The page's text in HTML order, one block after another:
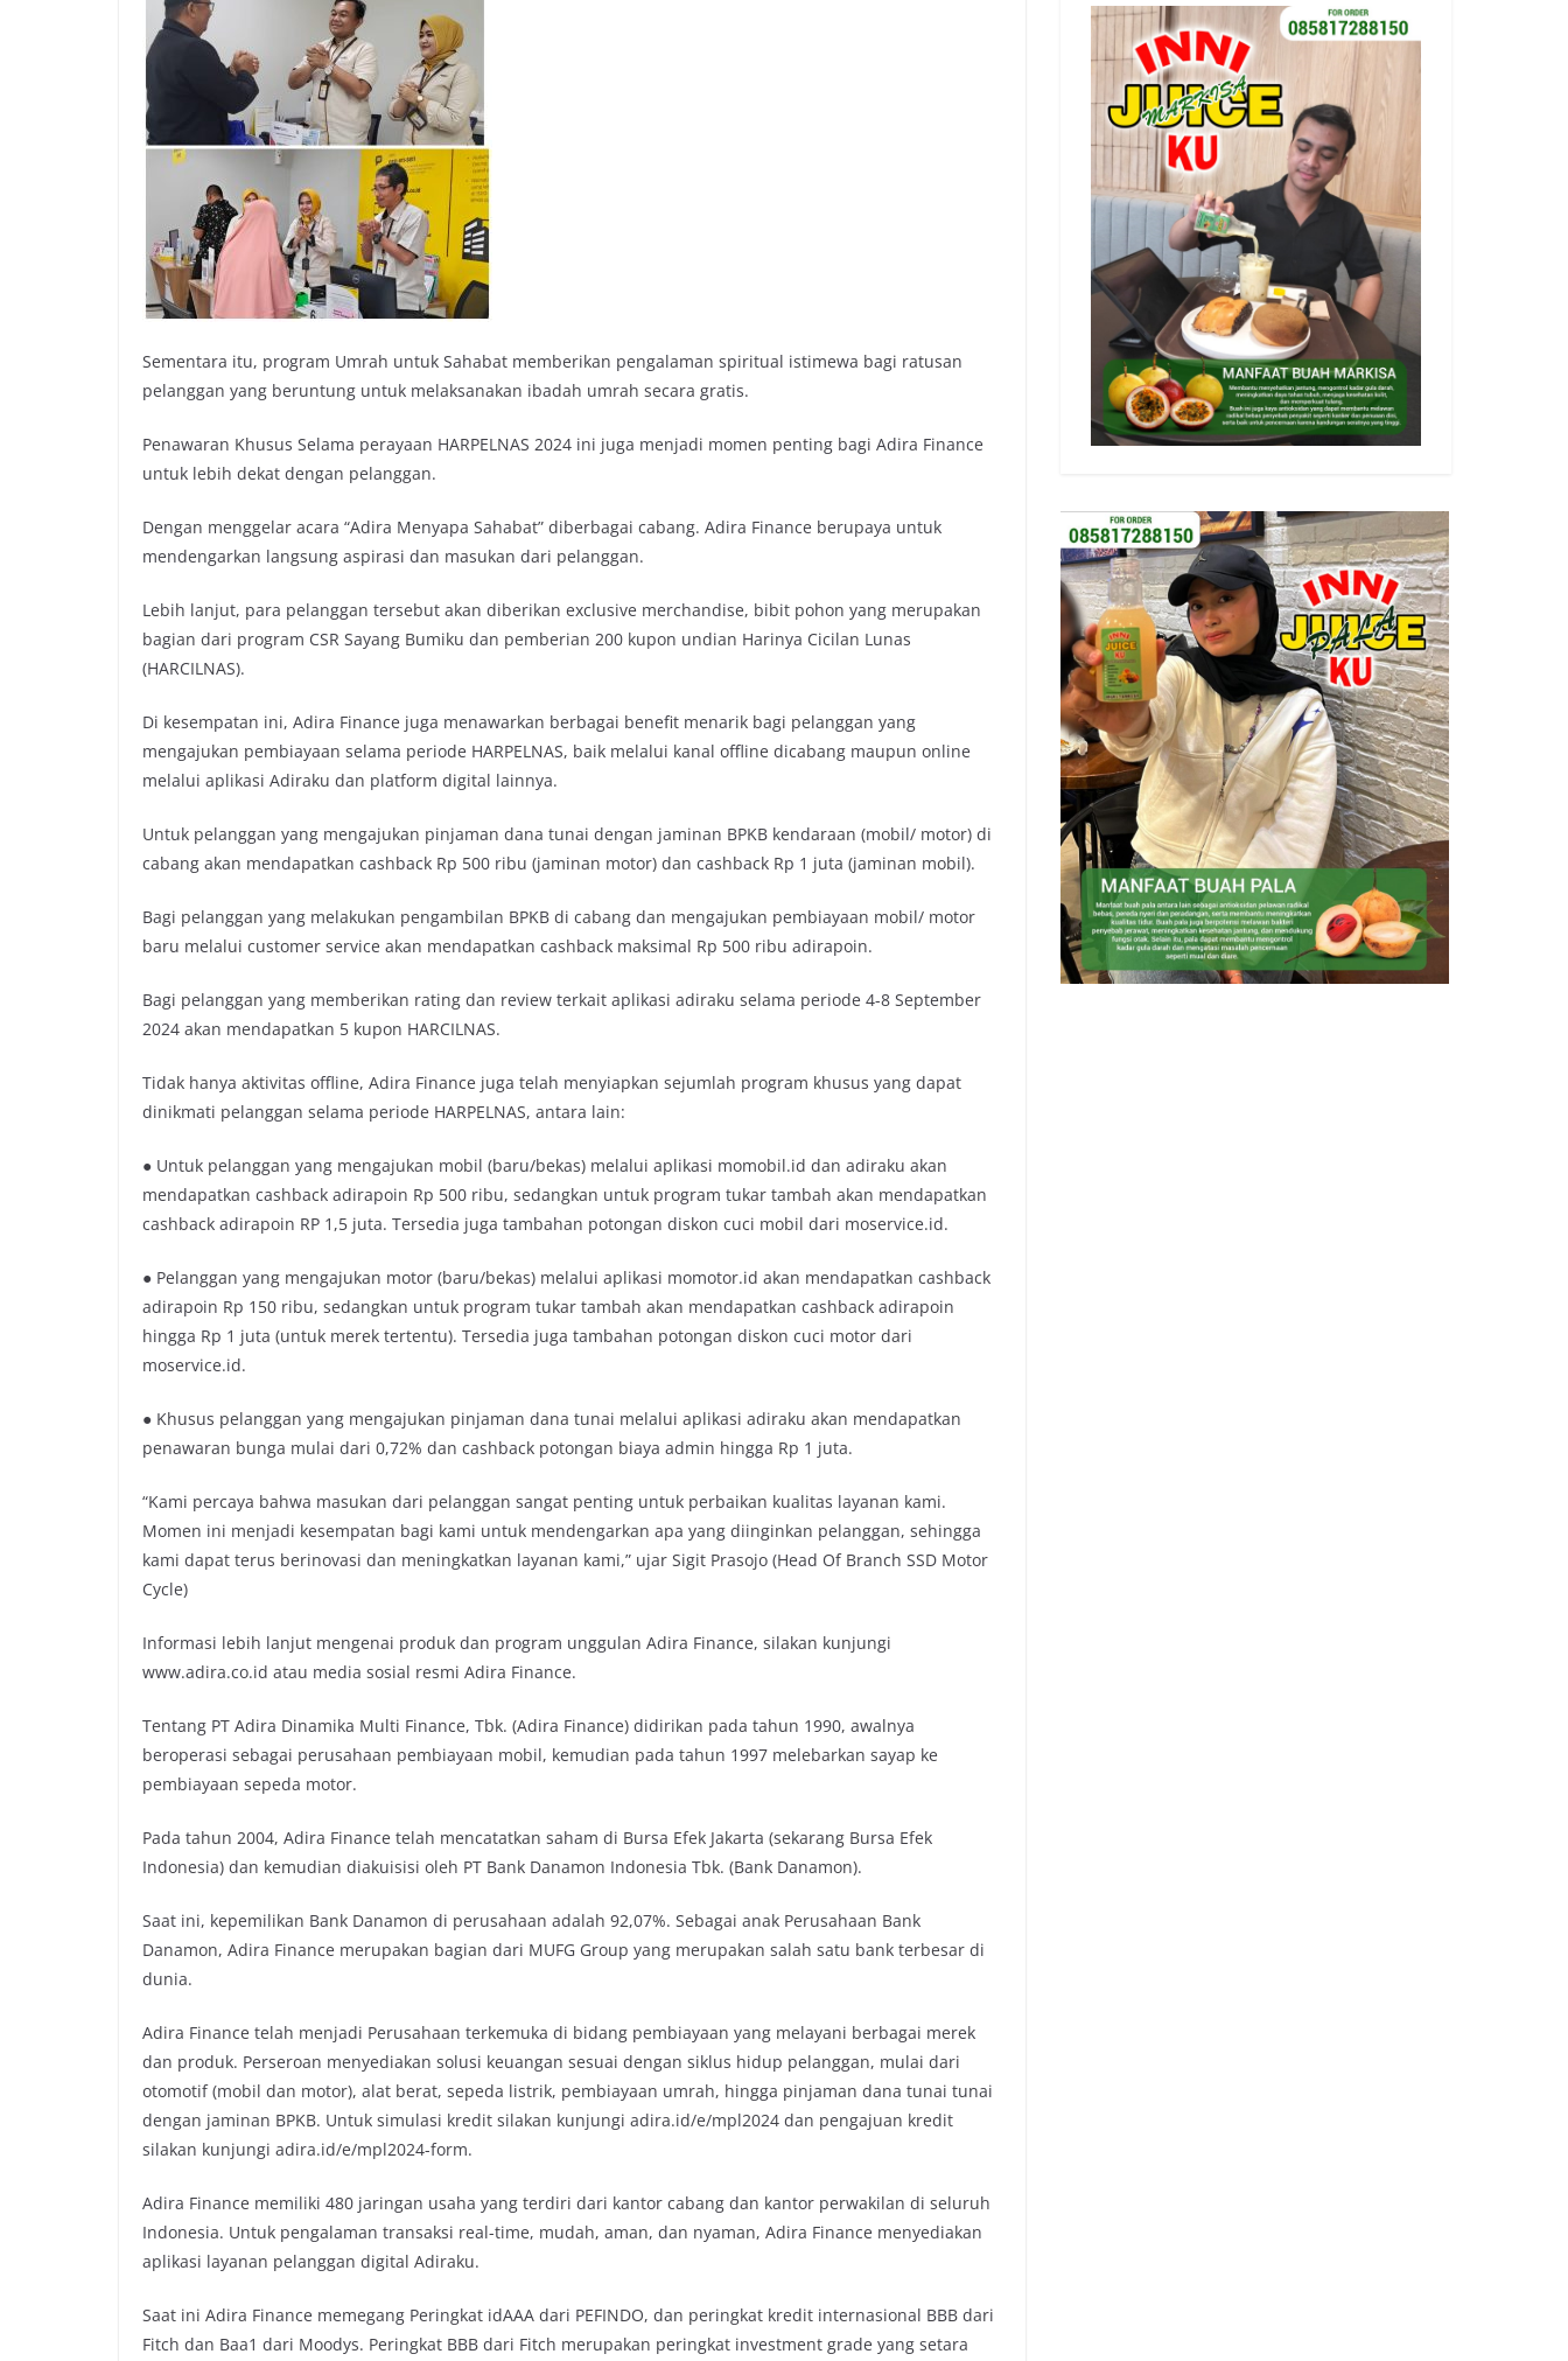
Sementara itu, program Umrah untuk Sahabat memberikan pengalaman spiritual istimewa bagi ratusan
pelanggan yang beruntung untuk melaksanakan ibadah umrah secara gratis.
Penawaran Khusus Selama perayaan HARPELNAS 2024 ini juga menjadi momen penting bagi Adira Finance
untuk lebih dekat dengan pelanggan.
Dengan menggelar acara “Adira Menyapa Sahabat” diberbagai cabang. Adira Finance berupaya untuk
mendengarkan langsung aspirasi dan masukan dari pelanggan.
Lebih lanjut, para pelanggan tersebut akan diberikan exclusive merchandise, bibit pohon yang merupakan
bagian dari program CSR Sayang Bumiku dan pemberian 200 kupon undian Harinya Cicilan Lunas
(HARCILNAS).
Di kesempatan ini, Adira Finance juga menawarkan berbagai benefit menarik bagi pelanggan yang
mengajukan pembiayaan selama periode HARPELNAS, baik melalui kanal offline dicabang maupun online
melalui aplikasi Adiraku dan platform digital lainnya.
Untuk pelanggan yang mengajukan pinjaman dana tunai dengan jaminan BPKB kendaraan (mobil/ motor) di
cabang akan mendapatkan cashback Rp 500 ribu (jaminan motor) dan cashback Rp 1 juta (jaminan mobil).
Bagi pelanggan yang melakukan pengambilan BPKB di cabang dan mengajukan pembiayaan mobil/ motor
baru melalui customer service akan mendapatkan cashback maksimal Rp 500 ribu adirapoin.
Bagi pelanggan yang memberikan rating dan review terkait aplikasi adiraku selama periode 4-8 September
2024 akan mendapatkan 5 kupon HARCILNAS.
Tidak hanya aktivitas offline, Adira Finance juga telah menyiapkan sejumlah program khusus yang dapat
dinikmati pelanggan selama periode HARPELNAS, antara lain:
● Untuk pelanggan yang mengajukan mobil (baru/bekas) melalui aplikasi momobil.id dan adiraku akan
mendapatkan cashback adirapoin Rp 500 ribu, sedangkan untuk program tukar tambah akan mendapatkan
cashback adirapoin RP 1,5 juta. Tersedia juga tambahan potongan diskon cuci mobil dari moservice.id.
● Pelanggan yang mengajukan motor (baru/bekas) melalui aplikasi momotor.id akan mendapatkan cashback
adirapoin Rp 150 ribu, sedangkan untuk program tukar tambah akan mendapatkan cashback adirapoin
hingga Rp 1 juta (untuk merek tertentu). Tersedia juga tambahan potongan diskon cuci motor dari
moservice.id.
● Khusus pelanggan yang mengajukan pinjaman dana tunai melalui aplikasi adiraku akan mendapatkan
penawaran bunga mulai dari 0,72% dan cashback potongan biaya admin hingga Rp 1 juta.
“Kami percaya bahwa masukan dari pelanggan sangat penting untuk perbaikan kualitas layanan kami.
Momen ini menjadi kesempatan bagi kami untuk mendengarkan apa yang diinginkan pelanggan, sehingga
kami dapat terus berinovasi dan meningkatkan layanan kami,” ujar Sigit Prasojo (Head Of Branch SSD Motor
Cycle)
Informasi lebih lanjut mengenai produk dan program unggulan Adira Finance, silakan kunjungi
www.adira.co.id atau media sosial resmi Adira Finance.
Tentang PT Adira Dinamika Multi Finance, Tbk. (Adira Finance) didirikan pada tahun 1990, awalnya
beroperasi sebagai perusahaan pembiayaan mobil, kemudian pada tahun 1997 melebarkan sayap ke
pembiayaan sepeda motor.
Pada tahun 2004, Adira Finance telah mencatatkan saham di Bursa Efek Jakarta (sekarang Bursa Efek
Indonesia) dan kemudian diakuisisi oleh PT Bank Danamon Indonesia Tbk. (Bank Danamon).
Saat ini, kepemilikan Bank Danamon di perusahaan adalah 92,07%. Sebagai anak Perusahaan Bank
Danamon, Adira Finance merupakan bagian dari MUFG Group yang merupakan salah satu bank terbesar di
dunia.
Adira Finance telah menjadi Perusahaan terkemuka di bidang pembiayaan yang melayani berbagai merek
dan produk. Perseroan menyediakan solusi keuangan sesuai dengan siklus hidup pelanggan, mulai dari
otomotif (mobil dan motor), alat berat, sepeda listrik, pembiayaan umrah, hingga pinjaman dana tunai tunai
dengan jaminan BPKB. Untuk simulasi kredit silakan kunjungi adira.id/e/mpl2024 dan pengajuan kredit
silakan kunjungi adira.id/e/mpl2024-form.
Adira Finance memiliki 480 jaringan usaha yang terdiri dari kantor cabang dan kantor perwakilan di seluruh
Indonesia. Untuk pengalaman transaksi real-time, mudah, aman, dan nyaman, Adira Finance menyediakan
aplikasi layanan pelanggan digital Adiraku.
Saat ini Adira Finance memegang Peringkat idAAA dari PEFINDO, dan peringkat kredit internasional BBB dari
Fitch dan Baa1 dari Moodys. Peringkat BBB dari Fitch merupakan peringkat investment grade yang setara